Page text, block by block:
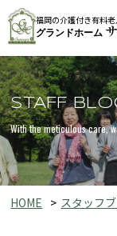
福岡の介護付き有料
グランドホーム
STAFF
With the meticulous care,
HOME スタッフ